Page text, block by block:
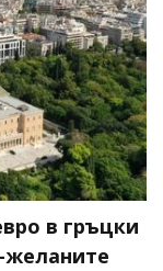
в гръцки
желаните